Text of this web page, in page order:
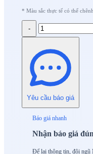
* Màu sắc thực tế có thể
-
Yêu cầu báo giá
Báo giá nhanh
Nhận báo giá
Để lại thông tin, đội ngũ